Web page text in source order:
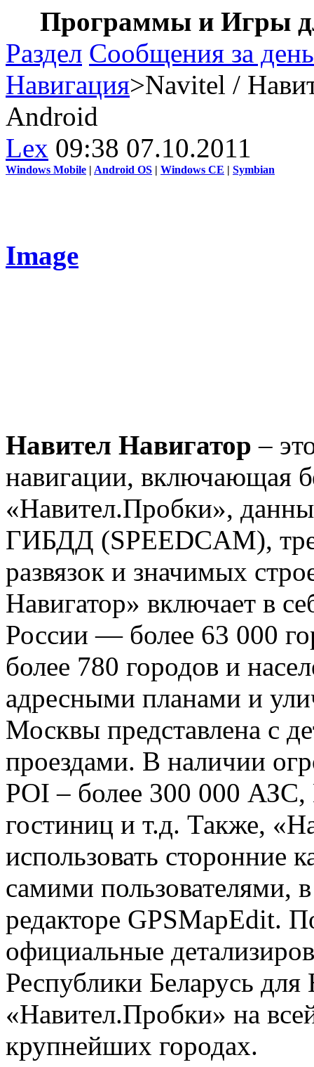
Программы и Игры
Раздел Сообщения за день
Навигация>Navitel /
Android
Lex 09:38 07.10.2011
Windows Mobile | Android OS | Windows CE | Symbian
Image
Навител Навигатор –
навигации, включающая
«Навител.Пробки»,
ГИБДД (SPEEDCAM),
развязок и значимых
Навигатор» включает в
России — более 63 000
более 780 городов и
адресными планами и
Москвы представлена с
проездами. В наличии
POI – более 300 000
гостиниц и т.д. Также,
использовать сторонние
самими пользователями,
редакторе GPSMapEdit.
официальные
Республики Беларусь
«Навител.Пробки» на
крупнейших городах.